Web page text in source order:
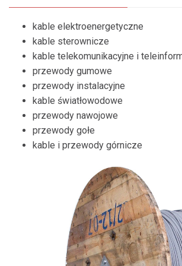
HURTOWNIA ELEKTRYCZNA GIŻYCKO
HURTOWNIA ELEKTRYCZNA EŁK
HURTOWNIA ELEKTRYCZNA OLSZTYN
HURTOWNIA ELEKTRYCZNA GRODZISK
kable elektroenergetyczne
kable sterownicze
kable telekomunikacyjne i
przewody gumowe
przewody instalacyjne
kable światłowodowe
przewody nawojowe
przewody gołe
kable i przewody górnicze